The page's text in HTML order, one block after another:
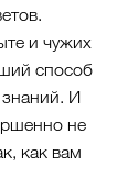
и чужих
способ
знаний. И
не
как вам